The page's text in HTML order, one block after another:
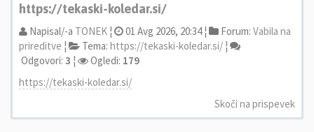
https://tekaski-koledar.si/
Napisal/-a TONEK ¦ 01 Avg 2026, 20:34 ¦ Forum: Vabila na
prireditve ¦ Tema: https://tekaski-koledar.si/ ¦
Odgovori: 3 ¦ Ogledi: 179
https://tekaski-koledar.si/
Skoči na prispevek